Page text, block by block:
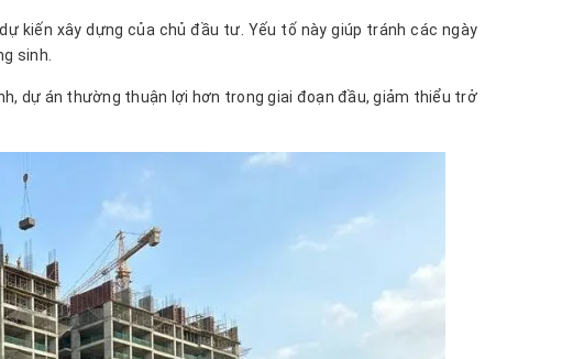
kiến xây dựng của chủ đầu tư. Yếu tố này giúp tránh các ngày
sinh.
dự án thường thuận lợi hơn trong giai đoạn đầu, giảm thiểu trở